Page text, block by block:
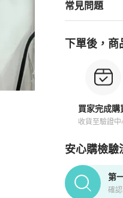
常見問題
下單後，
買家完成購
收貨至驗證中
安心購檢驗
PopChill拍
第
確